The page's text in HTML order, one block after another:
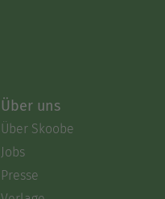
Über uns
Über Skoobe
Jobs
Presse